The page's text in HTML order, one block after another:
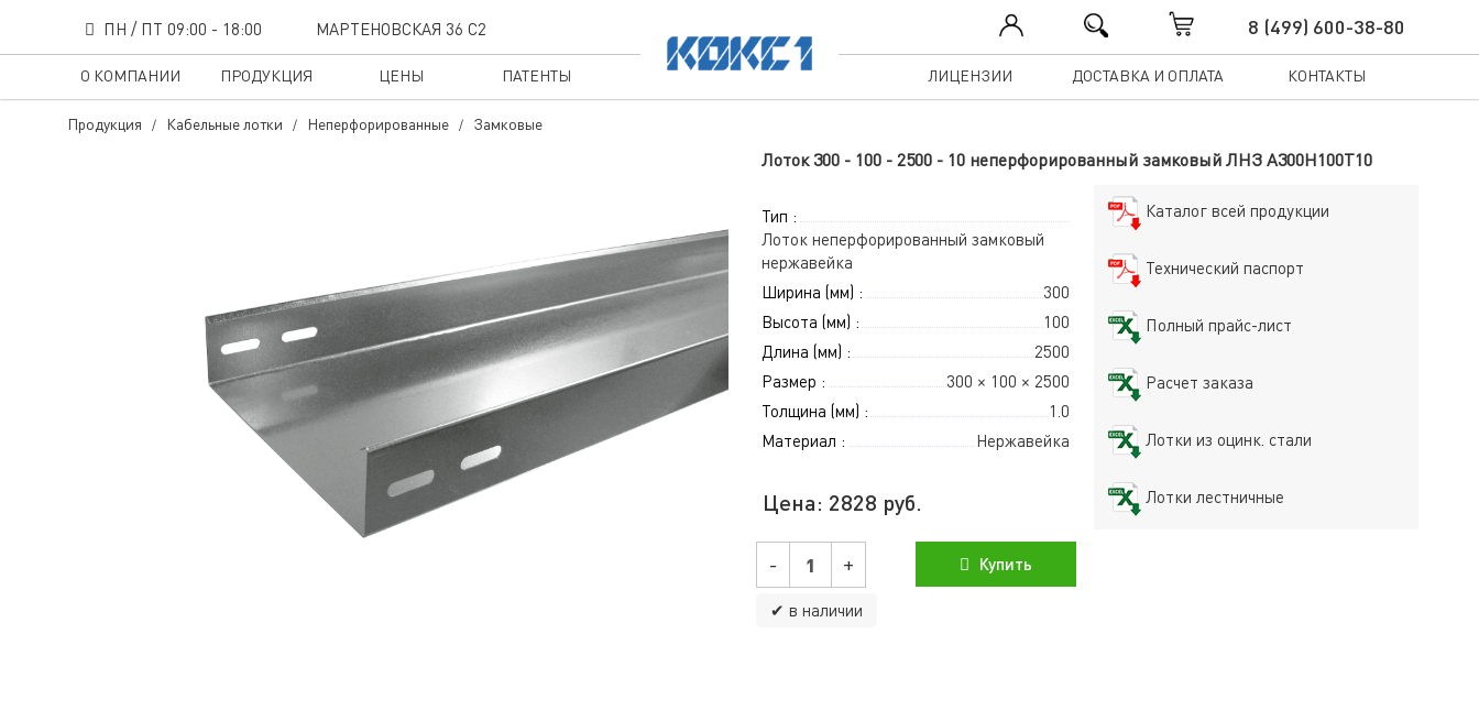
ПН / ПТ 09:00 - 18:00 МАРТЕНОВСКАЯ 36 С2 8 (499) 600-38-80
О КОМПАНИИ ПРОДУКЦИЯ ЦЕНЫ ПАТЕНТЫ КОНТАКТЫ
ДОСТАВКА И ОПЛАТА
ЛИЦЕНЗИИ
Продукция Кабельные лотки Неперфорированные Замковые
Лоток 300 - 100 - 2500 - 10 неперфорированный замковый ЛНЗ A300Н100Т10
Тип :
Лоток неперфорированный замковый
нержавейка
Ширина (мм) :
300
Высота (мм) :
100
Длина (мм) :
2500
Размер :
300 × 100 × 2500
Толщина (мм) :
1.0
Материал :
Нержавейка
Цена: 2828 руб.
- +
✔ в наличии
Купить
Каталог всей продукции
Технический паспорт
Полный прайс-лист
Расчет заказа
Лотки из оцинк. стали
Лотки лестничные